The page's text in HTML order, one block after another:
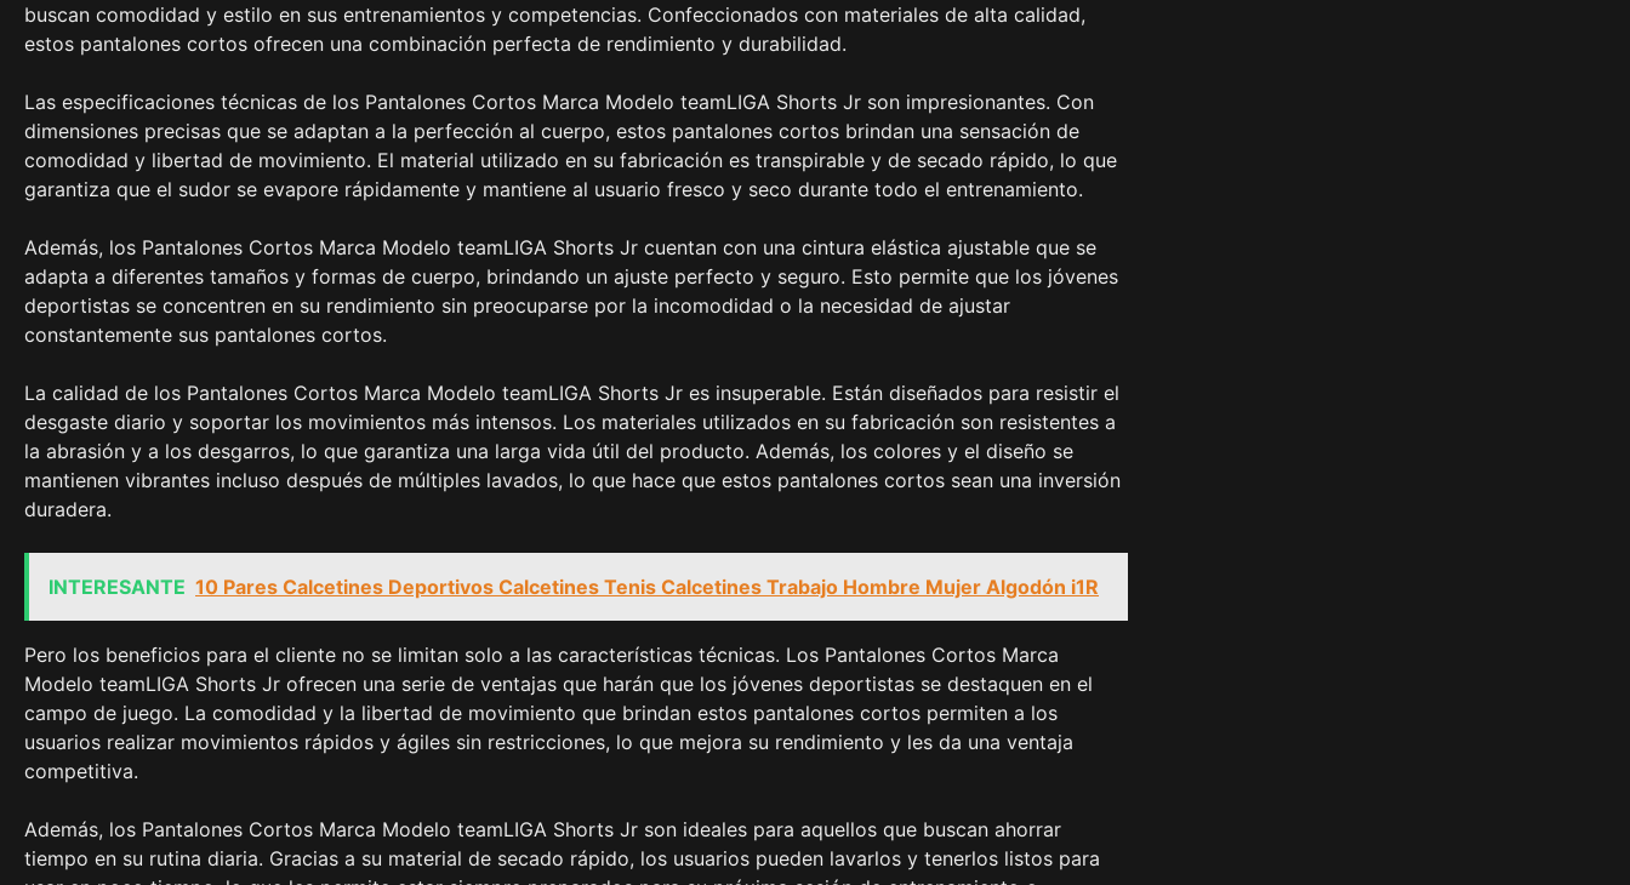
buscan comodidad y estilo en sus entrenamientos y competencias. Confeccionados con materiales de alta calidad,
estos pantalones cortos ofrecen una combinación perfecta de rendimiento y durabilidad.
Las especificaciones técnicas de los Pantalones Cortos Marca Modelo teamLIGA Shorts Jr son impresionantes. Con
dimensiones precisas que se adaptan a la perfección al cuerpo, estos pantalones cortos brindan una sensación de
comodidad y libertad de movimiento. El material utilizado en su fabricación es transpirable y de secado rápido, lo que
garantiza que el sudor se evapore rápidamente y mantiene al usuario fresco y seco durante todo el entrenamiento.
Además, los Pantalones Cortos Marca Modelo teamLIGA Shorts Jr cuentan con una cintura elástica ajustable que se
adapta a diferentes tamaños y formas de cuerpo, brindando un ajuste perfecto y seguro. Esto permite que los jóvenes
deportistas se concentren en su rendimiento sin preocuparse por la incomodidad o la necesidad de ajustar
constantemente sus pantalones cortos.
La calidad de los Pantalones Cortos Marca Modelo teamLIGA Shorts Jr es insuperable. Están diseñados para resistir el
desgaste diario y soportar los movimientos más intensos. Los materiales utilizados en su fabricación son resistentes a
la abrasión y a los desgarros, lo que garantiza una larga vida útil del producto. Además, los colores y el diseño se
mantienen vibrantes incluso después de múltiples lavados, lo que hace que estos pantalones cortos sean una inversión
duradera.
INTERESANTE 10 Pares Calcetines Deportivos Calcetines Tenis Calcetines Trabajo Hombre Mujer Algodón i1R
Pero los beneficios para el cliente no se limitan solo a las características técnicas. Los Pantalones Cortos Marca
Modelo teamLIGA Shorts Jr ofrecen una serie de ventajas que harán que los jóvenes deportistas se destaquen en el
campo de juego. La comodidad y la libertad de movimiento que brindan estos pantalones cortos permiten a los
usuarios realizar movimientos rápidos y ágiles sin restricciones, lo que mejora su rendimiento y les da una ventaja
competitiva.
Además, los Pantalones Cortos Marca Modelo teamLIGA Shorts Jr son ideales para aquellos que buscan ahorrar
tiempo en su rutina diaria. Gracias a su material de secado rápido, los usuarios pueden lavarlos y tenerlos listos para